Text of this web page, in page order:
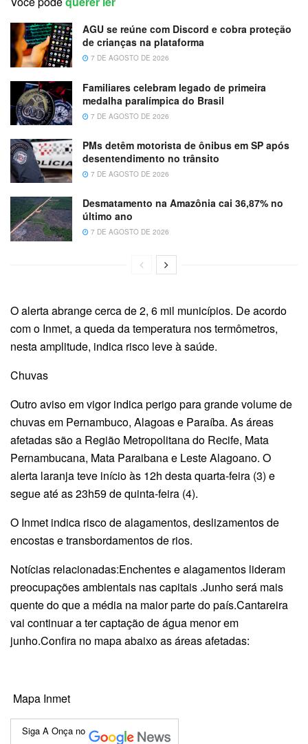
AGU se reúne com Discord e cobra proteção
de crianças na plataforma
7 DE AGOSTO DE 2026
Familiares celebram legado de primeira
medalha paralímpica do Brasil
7 DE AGOSTO DE 2026
PMs detêm motorista de ônibus em SP após
desentendimento no trânsito
7 DE AGOSTO DE 2026
Desmatamento na Amazônia cai 36,87% no
último ano
7 DE AGOSTO DE 2026
O alerta abrange cerca de 2, 6 mil municípios. De acordo
com o Inmet, a queda da temperatura nos termômetros,
nesta amplitude, indica risco leve à saúde.
Chuvas
Outro aviso em vigor indica perigo para grande volume de
chuvas em Pernambuco, Alagoas e Paraíba. As áreas
afetadas são a Região Metropolitana do Recife, Mata
Pernambucana, Mata Paraibana e Leste Alagoano. O
alerta laranja teve início às 12h desta quarta-feira (3) e
segue até as 23h59 de quinta-feira (4).
O Inmet indica risco de alagamentos, deslizamentos de
encostas e transbordamentos de rios.
Notícias relacionadas:Enchentes e alagamentos lideram
preocupações ambientais nas capitais .Junho será mais
quente do que a média na maior parte do país.Cantareira
vai continuar a ter captação de água menor em
junho.Confira no mapa abaixo as áreas afetadas:
Mapa Inmet
Siga A Onça no